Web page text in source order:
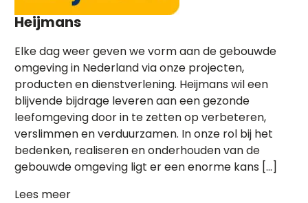
Heijmans
Elke dag weer geven we vorm aan de gebouwde
omgeving in Nederland via onze projecten,
producten en dienstverlening. Heijmans wil een
blijvende bijdrage leveren aan een gezonde
leefomgeving door in te zetten op verbeteren,
verslimmen en verduurzamen. In onze rol bij het
bedenken, realiseren en onderhouden van de
gebouwde omgeving ligt er een enorme kans […]
Lees meer